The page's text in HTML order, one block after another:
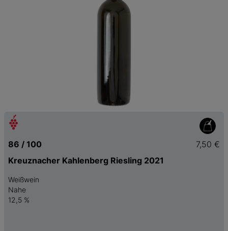
86 / 100
7,50 €
Kreuznacher Kahlenberg Riesling 2021
Weißwein
Nahe
12,5 %